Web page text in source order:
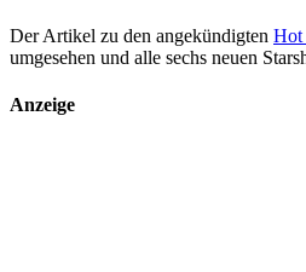
Der Artikel zu den angekündigten Hot
umgesehen und alle sechs neuen
Anzeige